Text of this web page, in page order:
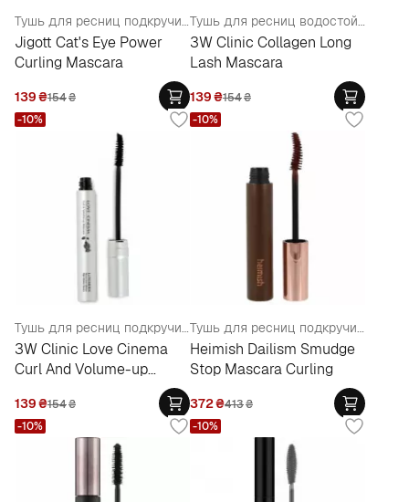
Тушь для ресниц подкручивающая
Jigott Cat's Eye Power
Curling Mascara
139₴154₴
Тушь для ресниц водостойкая с коллагеном
3W Clinic Collagen Long
Lash Mascara
139₴154₴
Тушь для ресниц подкручивание и объем
3W Clinic Love Cinema
Curl And Volume-up
139₴154₴
-10%
Тушь для ресниц подкручивающая
Heimish Dailism Smudge
Stop Mascara Curling
372₴413₴
-10%
-10% -10%